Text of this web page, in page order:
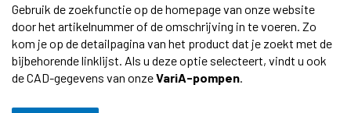
Gebruik de zoekfunctie op de homepage van onze website
door het artikelnummer of de omschrijving in te voeren. Zo
kom je op de detailpagina van het product dat je zoekt met de
bijbehorende linklijst. Als u deze optie selecteert, vindt u ook
de CAD-gegevens van onzeVariA-pompen.